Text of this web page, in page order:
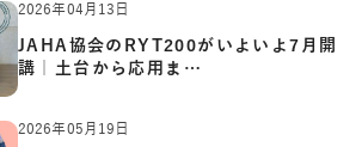
2026年04月13日
JAHA協会のRYT200がいよいよ7月開
講｜土台から応用ま…
2026年05月19日